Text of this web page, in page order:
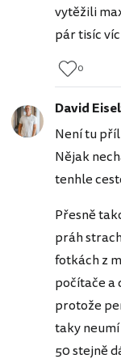
vytěžili
pár tisíc
0
David
Není tu
Nějak
tenhle
Přesně
práh
fotkách z
počítače a
protože
taky
50 stejně